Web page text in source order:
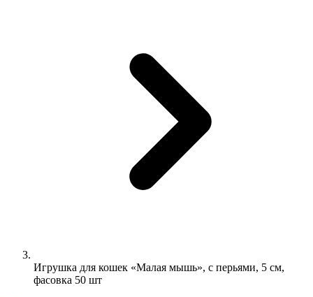
Игрушка для кошек «Малая мышь», с перьями, 5 см,
фасовка 50 шт